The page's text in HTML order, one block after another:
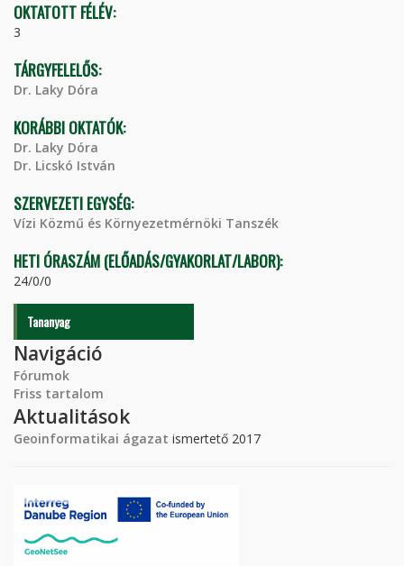
OKTATOTT FÉLÉV:
3
TÁRGYFELELŐS:
Dr. Laky Dóra
KORÁBBI OKTATÓK:
Dr. Laky Dóra
Dr. Licskó István
SZERVEZETI EGYSÉG:
Vízi Közmű és Környezetmérnöki Tanszék
HETI ÓRASZÁM (ELŐADÁS/GYAKORLAT/LABOR):
24/0/0
Tananyag
Navigáció
Fórumok
Friss tartalom
Aktualitások
Geoinformatikai ágazat ismertető 2017